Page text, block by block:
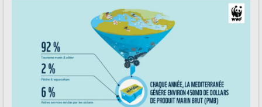
Annuaire
centres
plongée